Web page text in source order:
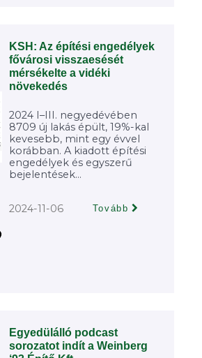
KSH: Az építési engedélyek
fővárosi visszaesését
mérsékelte a vidéki
növekedés
2024 I–III. negyedévében
8709 új lakás épült, 19%-kal
kevesebb, mint egy évvel
korábban. A kiadott építési
engedélyek és egyszerű
bejelentések...
2024-11-06 Tovább
Egyedülálló podcast
sorozatot indít a Weinberg